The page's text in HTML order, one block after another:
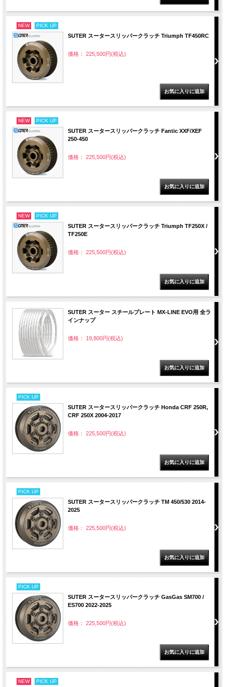
NEW PICK UP
SUTER スータースリッパークラッチ Triumph TF450RC
価格： 225,500円(税込)
NEW PICK UP
SUTER スータースリッパークラッチ Fantic XXF/XEF
250-450
価格： 225,500円(税込)
NEW PICK UP
SUTER スータースリッパークラッチ Triumph TF250X /
TF250E
価格： 225,500円(税込)
SUTER スーター スチールプレート MX-LINE EVO用 全ラ
インナップ
価格： 19,800円(税込)
PICK UP
SUTER スータースリッパークラッチ Honda CRF 250R,
CRF 250X 2004-2017
価格： 225,500円(税込)
PICK UP
SUTER スータースリッパークラッチ TM 450/530 2014-
2025
価格： 225,500円(税込)
PICK UP
SUTER スータースリッパークラッチ GasGas SM700 /
ES700 2022-2025
価格： 225,500円(税込)
NEW PICK UP